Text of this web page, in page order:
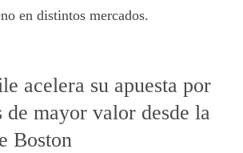
en distintos mercados.
acelera su apuesta por
de mayor valor desde la
Boston